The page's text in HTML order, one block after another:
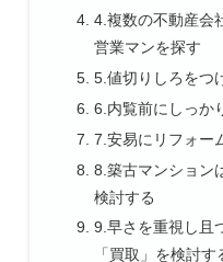
4.複数の不動産会
営業マンを探す
5.値切りしろをつ
6.内覧前にしっか
7.安易にリフォー
8.築古マンション
検討する
9.早さを重視し且
「買取」を検討す